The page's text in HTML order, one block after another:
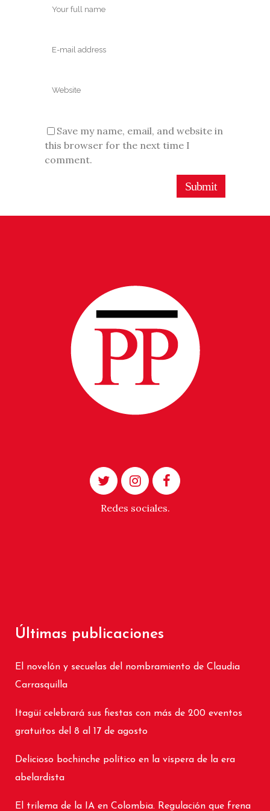
Save my name, email, and website in
this browser for the next time I
comment.
Redes sociales.
Últimas publicaciones
El novelón y secuelas del nombramiento de Claudia
Carrasquilla
Itagüí celebrará sus fiestas con más de 200 eventos
gratuitos del 8 al 17 de agosto
Delicioso bochinche político en la víspera de la era
abelardista
El trilema de la IA en Colombia. Regulación que frena